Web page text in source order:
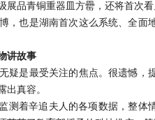
青铜重器皿方罍，还将首次看
也是湖南首次这么系统、全面
讲故事
是最受关注的焦点。很遗憾，
出真容。
着辛追夫人的各项数据，整体